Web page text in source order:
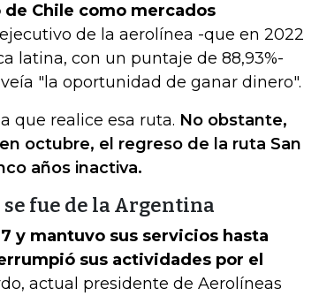
Chile como mercados
de la aerolínea -que en 2022
latina, con un puntaje de 88,93%-
"la oportunidad de ganar dinero".
que realice esa ruta. No obstante,
octubre, el regreso de la ruta San
años inactiva.
fue de la Argentina
y mantuvo sus servicios hasta
sus actividades por el
actual presidente de Aerolíneas